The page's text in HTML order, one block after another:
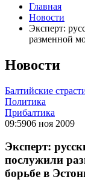
Главная
Новости
Эксперт:
разменной
Новости
Балтийские
Политика
Прибалтика
09:5906 ноя 2009
Эксперт:
послужили
борьбе в